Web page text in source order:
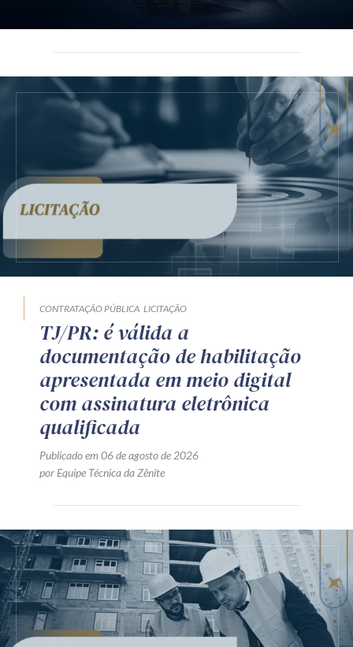
CONTRATAÇÃO PÚBLICA LICITAÇÃO
TJ/PR: é válida a
documentação de habilitação
apresentada em meio digital
com assinatura eletrônica
qualificada
Publicado em 06 de agosto de 2026
por Equipe Técnica da Zênite